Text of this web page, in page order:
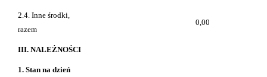
2.4. Inne środki,
razem
0,00
III. NALEŻNOŚCI
1. Stan na dzień